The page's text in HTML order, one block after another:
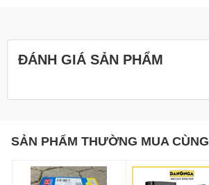
ĐÁNH GIÁ SẢN PHẨM
SẢN PHẨM THƯỜNG MUA CÙNG